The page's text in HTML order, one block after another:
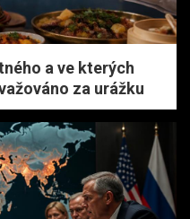
a ve kterých
za urážku